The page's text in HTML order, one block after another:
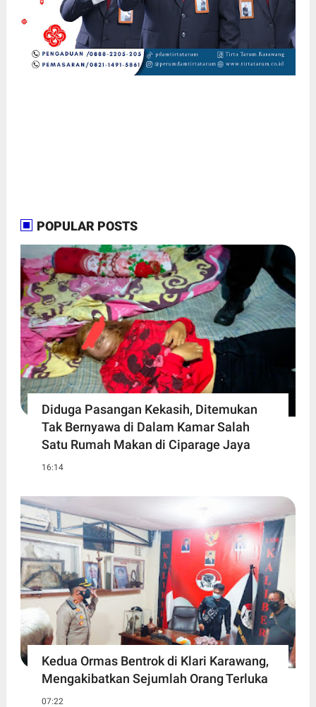
POPULAR POSTS
Diduga Pasangan Kekasih, Ditemukan
Tak Bernyawa di Dalam Kamar Salah
Satu Rumah Makan di Ciparage Jaya
16:14
Kedua Ormas Bentrok di Klari Karawang,
Mengakibatkan Sejumlah Orang Terluka
07:22